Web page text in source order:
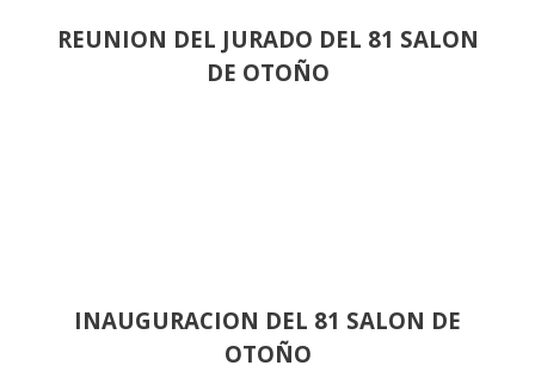
REUNION DEL JURADO DEL 81 SALON
DE OTOÑO
INAUGURACION DEL 81 SALON DE
OTOÑO